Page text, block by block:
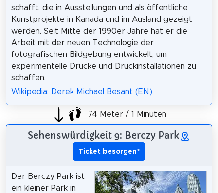
schafft, die in Ausstellungen und als öffentliche
Kunstprojekte in Kanada und im Ausland gezeigt
werden. Seit Mitte der 1990er Jahre hat er die
Arbeit mit der neuen Technologie der
fotografischen Bildgebung entwickelt, um
experimentelle Drucke und Druckinstallationen zu
schaffen.
Wikipedia: Derek Michael Besant (EN)
74 Meter / 1 Minuten
Sehenswürdigkeit 9: Berczy Park
Ticket besorgen*
Der Berczy Park ist
ein kleiner Park in